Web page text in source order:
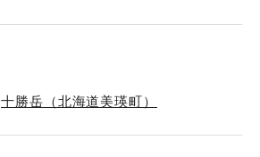
十勝岳（北海道美瑛町）